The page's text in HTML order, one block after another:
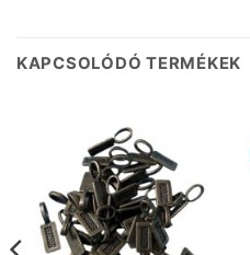
KAPCSOLÓDÓ TERMÉKEK